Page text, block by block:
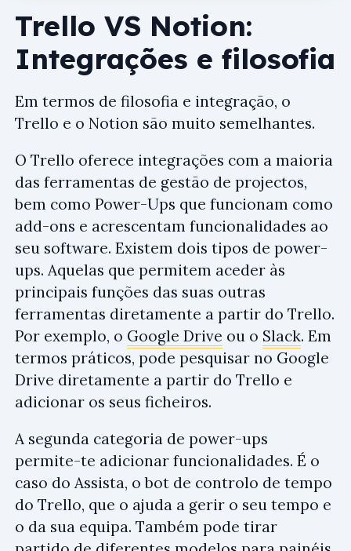
Trello VS Notion:
Integrações e filosofia
Em termos de filosofia e integração, o
Trello e o Notion são muito semelhantes.
O Trello oferece integrações com a maioria
das ferramentas de gestão de projectos,
bem como Power-Ups que funcionam como
add-ons e acrescentam funcionalidades ao
seu software. Existem dois tipos de power-
ups. Aquelas que permitem aceder às
principais funções das suas outras
ferramentas diretamente a partir do Trello.
Por exemplo, o Google Drive ou o Slack. Em
termos práticos, pode pesquisar no Google
Drive diretamente a partir do Trello e
adicionar os seus ficheiros.
A segunda categoria de power-ups
permite-te adicionar funcionalidades. É o
caso do Assista, o bot de controlo de tempo
do Trello, que o ajuda a gerir o seu tempo e
o da sua equipa. Também pode tirar